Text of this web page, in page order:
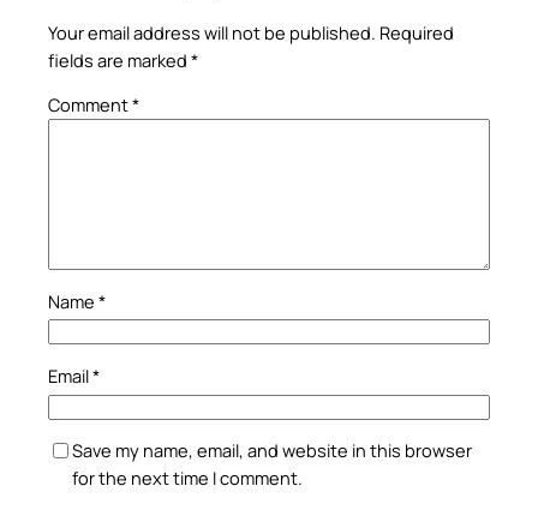
Your email address will not be published. Required
fields are marked *
Comment*
Name *
Email*
Save my name, email, and website in this browser
for the next time I comment.